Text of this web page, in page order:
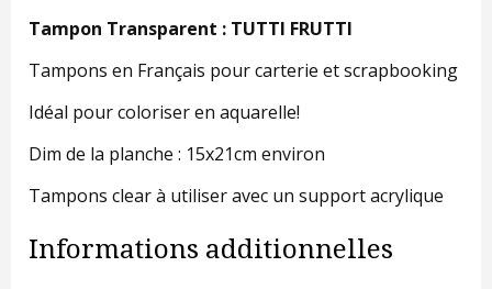
Tampon Transparent : TUTTI FRUTTI
Tampons en Français pour carterie et scrapbooking
Idéal pour coloriser en aquarelle!
Dim de la planche : 15x21cm environ
Tampons clear à utiliser avec un support acrylique
Informations additionnelles